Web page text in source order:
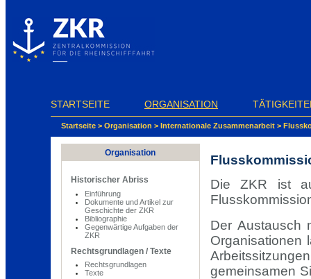
STARTSEITE ORGANISATION
Startseite > Organisation > Internationale Zusammenarbeit >
Organisation
Historischer Abriss
Einführung
Dokumente und Artikel zur
Geschichte der ZKR
Bibliographie
Gegenwärtige Aufgaben der
ZKR
Rechtsgrundlagen / Texte
Rechtsgrundlagen
Texte
Die ZKR ist
Der Austausch
Organisationen
gemeinsamen